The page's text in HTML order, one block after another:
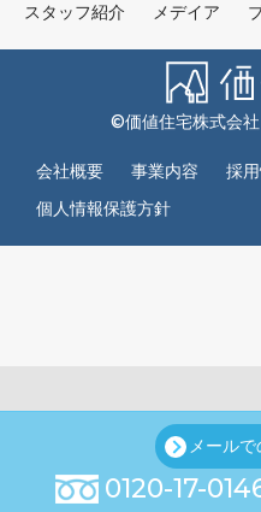
メール
0120-17-
スタッフ紹介
メデイア
©価値住宅株式会
会社概要 事業内容 採
個人情報保護方針